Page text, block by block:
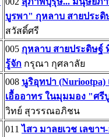
บูรพา" กุหลาบ สายประดิ
สวัสดิ์ศรี
005 กุหลาบ สายประดิษฐ์
รู้จัก กรุณา กุศลาลัย
008 นูริอุทปา (Nuriootpa)
เอื้ออาทร ในมุมมอง "ศรี
วิทย์ สุวรรณอภิชน
011ไสว มาลยเวช เลขา